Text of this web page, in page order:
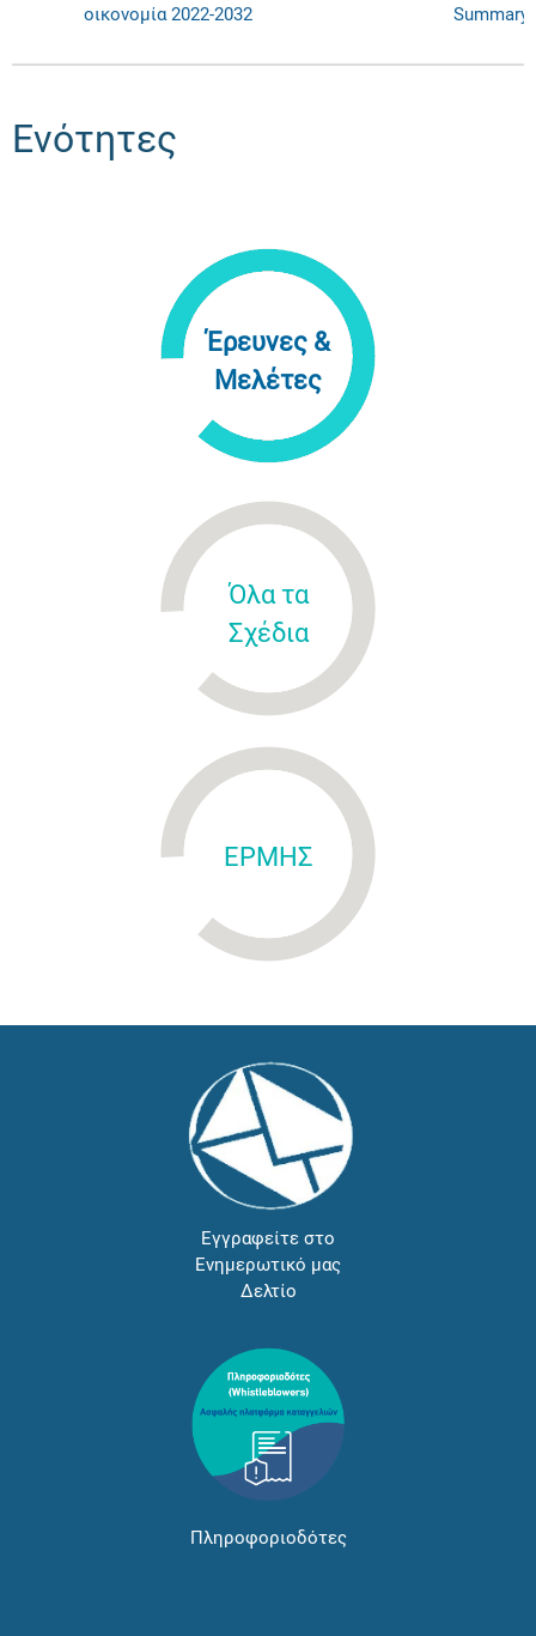
οικονομία 2022-2032 Summary
Ενότητες
Έρευνες &
Μελέτες
Όλα τα
Σχέδια
ΕΡΜΗΣ
Εγγραφείτε στο
Ενημερωτικό μας
Δελτίο
Πληροφοριοδότες